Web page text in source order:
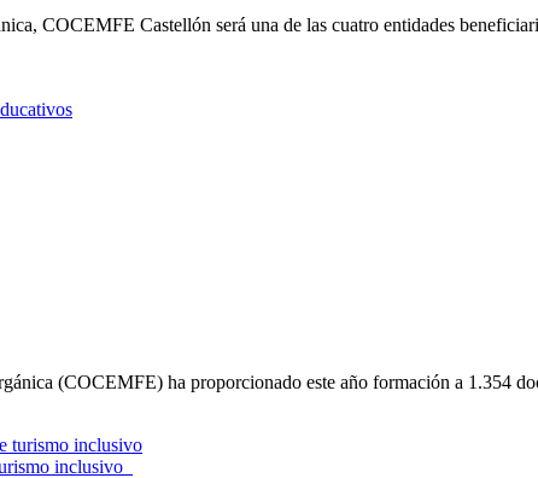
COCEMFE Castellón será una de las cuatro entidades
(COCEMFE) ha proporcionado este año formación a 1.354
inclusivo